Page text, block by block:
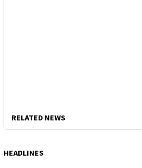
RELATED NEWS
HEADLINES